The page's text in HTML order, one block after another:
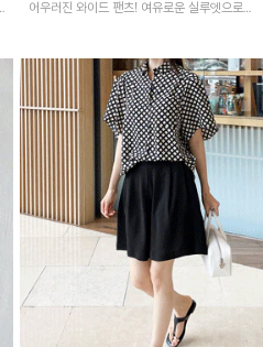
어우러진 와이드 팬츠! 여유로운 실루엣으로
다.